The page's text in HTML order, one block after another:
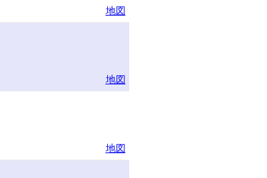
地図
地図
地図